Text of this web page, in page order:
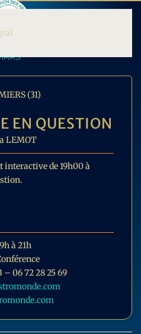
(31)
EN QUESTION
LEMOT
interactive de 19h00 à
à 21h
– 06 72 28 25 69